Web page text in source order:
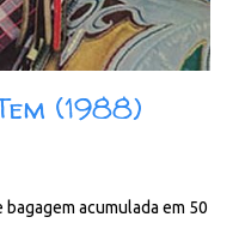
(1988)
acumulada em 50